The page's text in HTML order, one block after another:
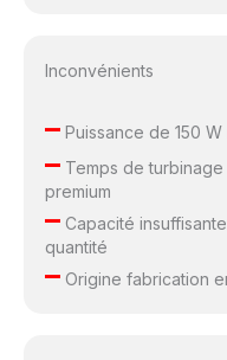
Inconvénients
–Puissance de 150
–Temps de turbinage
premium
–Capacité
quantité
–Origine fabrication